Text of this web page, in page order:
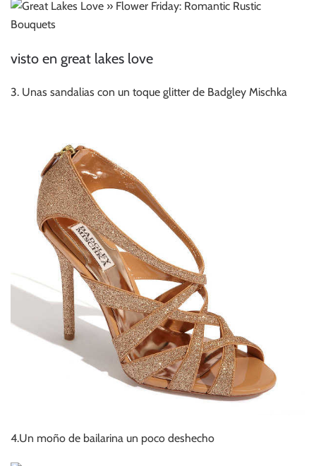
visto en great lakes love
3. Unas sandalias con un toque glitter de Badgley Mischka
4.Un moño de bailarina un poco deshecho